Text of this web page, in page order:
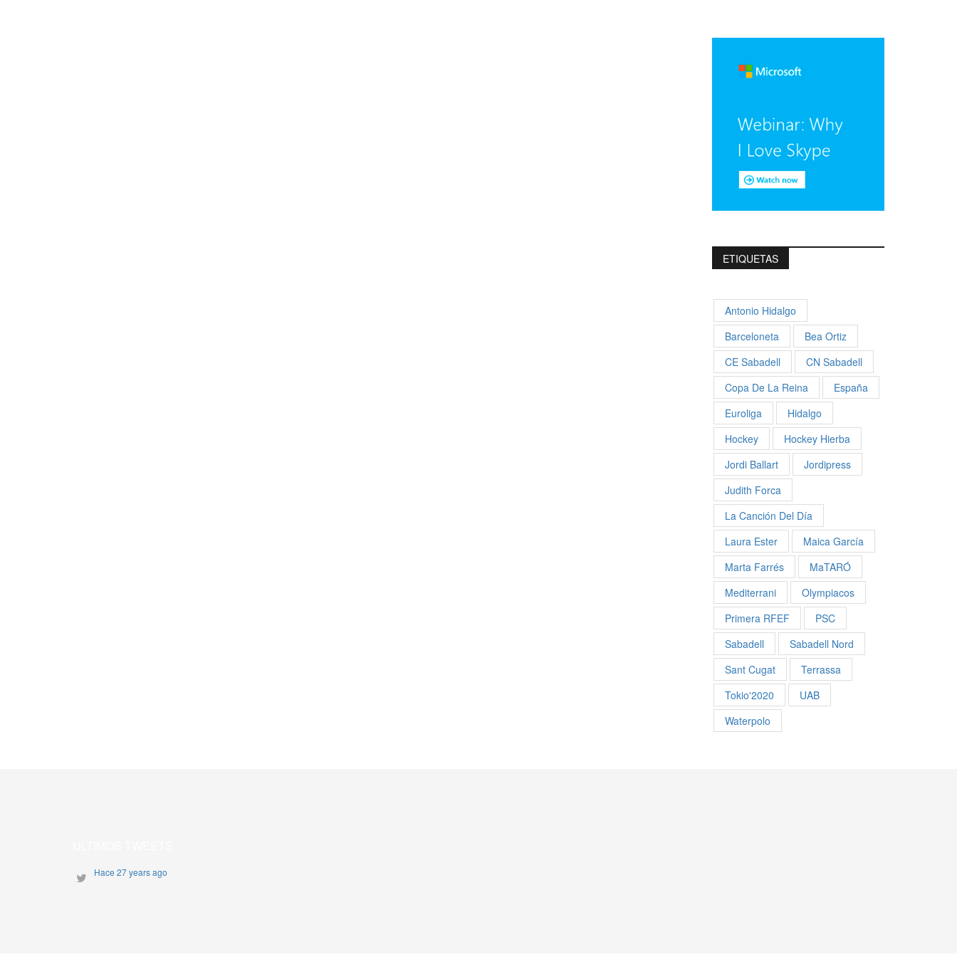
ETIQUETAS
Antonio Hidalgo
Barceloneta
Bea Ortiz
CE Sabadell
CN Sabadell
Copa De La Reina
España
Euroliga
Hidalgo
Hockey
Hockey Hierba
Jordi Ballart
Jordipress
Judith Forca
La Canción Del Día
Laura Ester
Maica García
Marta Farrés
MaTARÓ
Mediterrani
Olympiacos
Primera RFEF
PSC
Sabadell
Sabadell Nord
Sant Cugat
Terrassa
Tokio'2020
UAB
Waterpolo
Hace 27 years ago